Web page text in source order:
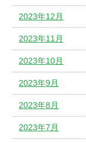
2023年12月
2023年11月
2023年10月
2023年9月
2023年8月
2023年7月